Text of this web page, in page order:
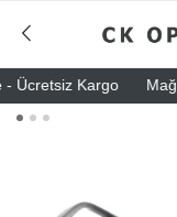
Kargo